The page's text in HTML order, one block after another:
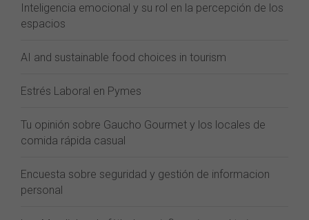
Inteligencia emocional y su rol en la percepción de los
espacios
AI and sustainable food choices in tourism
Estrés Laboral en Pymes
Tu opinión sobre Gaucho Gourmet y los locales de
comida rápida casual
Encuesta sobre seguridad y gestión de informacion
personal